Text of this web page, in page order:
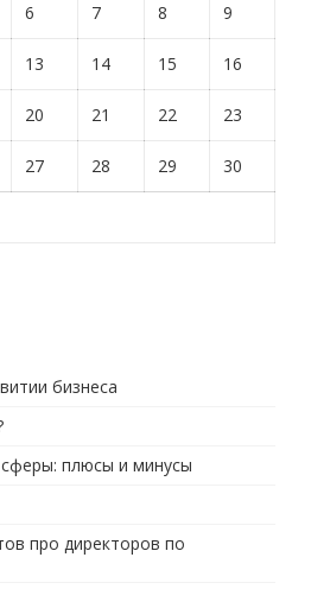
6 7 8 9
13 14 15 16
20 21 22 23
27 28 29 30
бизнеса
плюсы и минусы
про директоров по